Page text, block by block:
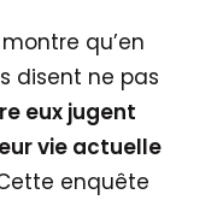
montre qu’en
disent ne pas
eux jugent
vie actuelle
enquête